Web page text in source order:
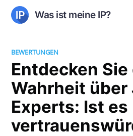
Was ist meine IP?
BEWERTUNGEN
Entdecken Sie
Wahrheit
Experts: Ist es